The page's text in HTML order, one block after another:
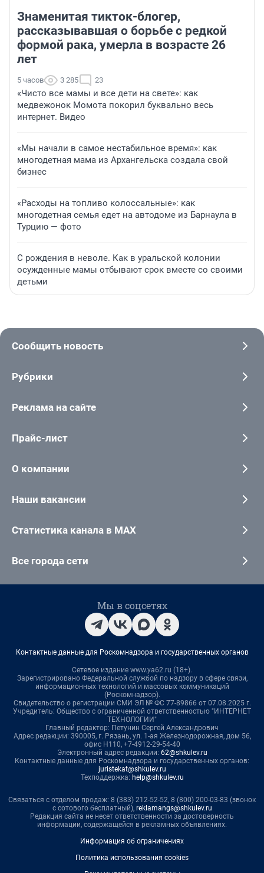
Знаменитая тикток-блогер,
рассказывавшая о борьбе с редкой
формой рака, умерла в возрасте 26
лет
5 часов 3 285 23
«Чисто все мамы и все дети на свете»: как
медвежонок Момота покорил буквально весь
интернет. Видео
«Мы начали в самое нестабильное время»: как
многодетная мама из Архангельска создала свой
бизнес
«Расходы на топливо колоссальные»: как
многодетная семья едет на автодоме из Барнаула в
Турцию — фото
С рождения в неволе. Как в уральской колонии
осужденные мамы отбывают срок вместе со своими
детьми
Сообщить новость
Рубрики
Реклама на сайте
Прайс-лист
О компании
Наши вакансии
Статистика канала в MAX
Все города сети
Мы в соцсетях
Контактные данные для Роскомнадзора и государственных органов
Сетевое издание www.ya62.ru (18+).
Зарегистрировано Федеральной службой по надзору в сфере связи,
информационных технологий и массовых коммуникаций
(Роскомнадзор).
Свидетельство о регистрации СМИ ЭЛ № ФС 77-89866 от 07.08.2025 г.
Учредитель: Общество с ограниченной ответственностью "ИНТЕРНЕТ
ТЕХНОЛОГИИ"
Главный редактор: Петунин Сергей Александрович
Адрес редакции: 390005, г. Рязань, ул. 1-ая Железнодорожная, дом 56,
офис Н110, +7-4912-29-54-40
Электронный адрес редакции: 62@shkulev.ru
Контактные данные для Роскомнадзора и государственных органов:
juristekat@shkulev.ru
Техподдержка: help@shkulev.ru
Связаться с отделом продаж: 8 (383) 212-52-52, 8 (800) 200-03-83 (звонок
с сотового бесплатный), reklamangs@shkulev.ru
Редакция сайта не несет ответственности за достоверность
информации, содержащейся в рекламных объявлениях.
Информация об ограничениях
Политика использования cookies